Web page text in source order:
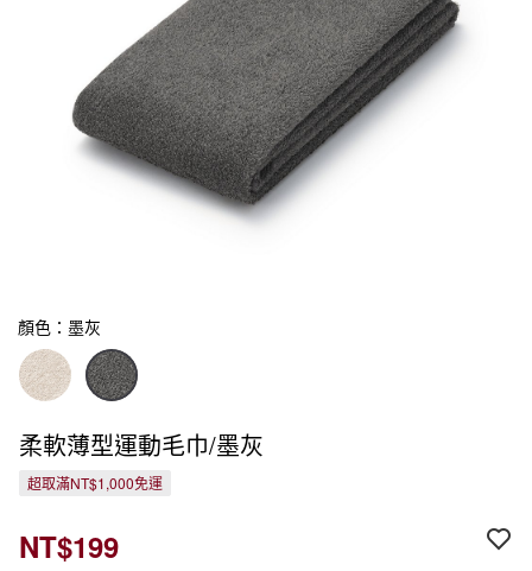
顏色：墨灰
柔軟薄型運動毛巾/墨灰
超取滿NT$1,000免運
NT$199